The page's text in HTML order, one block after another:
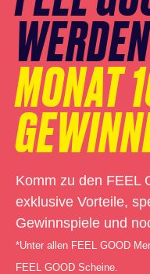
MONAT
Komm zu den FEEL
exklusive Vorteile,
Gewinnspiele und
*Unter allen FEEL GOOD
FEEL GOOD Scheine.